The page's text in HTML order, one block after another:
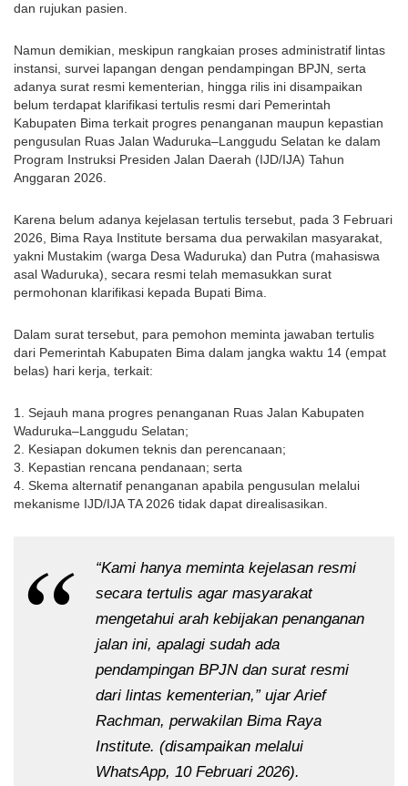
dan rujukan pasien.
Namun demikian, meskipun rangkaian proses administratif lintas
instansi, survei lapangan dengan pendampingan BPJN, serta
adanya surat resmi kementerian, hingga rilis ini disampaikan
belum terdapat klarifikasi tertulis resmi dari Pemerintah
Kabupaten Bima terkait progres penanganan maupun kepastian
pengusulan Ruas Jalan Waduruka–Langgudu Selatan ke dalam
Program Instruksi Presiden Jalan Daerah (IJD/IJA) Tahun
Anggaran 2026.
Karena belum adanya kejelasan tertulis tersebut, pada 3 Februari
2026, Bima Raya Institute bersama dua perwakilan masyarakat,
yakni Mustakim (warga Desa Waduruka) dan Putra (mahasiswa
asal Waduruka), secara resmi telah memasukkan surat
permohonan klarifikasi kepada Bupati Bima.
Dalam surat tersebut, para pemohon meminta jawaban tertulis
dari Pemerintah Kabupaten Bima dalam jangka waktu 14 (empat
belas) hari kerja, terkait:
1. Sejauh mana progres penanganan Ruas Jalan Kabupaten
Waduruka–Langgudu Selatan;
2. Kesiapan dokumen teknis dan perencanaan;
3. Kepastian rencana pendanaan; serta
4. Skema alternatif penanganan apabila pengusulan melalui
mekanisme IJD/IJA TA 2026 tidak dapat direalisasikan.
“Kami hanya meminta kejelasan resmi
secara tertulis agar masyarakat
mengetahui arah kebijakan penanganan
jalan ini, apalagi sudah ada
pendampingan BPJN dan surat resmi
dari lintas kementerian,” ujar Arief
Rachman, perwakilan Bima Raya
Institute. (disampaikan melalui
WhatsApp, 10 Februari 2026).